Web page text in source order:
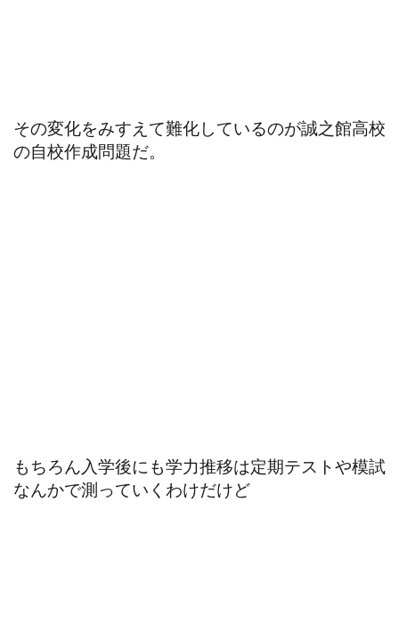
その変化をみすえて難化しているのが誠之館高校
の自校作成問題だ。
もちろん入学後にも学力推移は定期テストや模試
なんかで測っていくわけだけど